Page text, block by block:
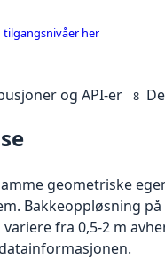
tilgangsnivåer her
og API-er 8
geometriske
Bakkeoppløsning
fra 0,5-2 m